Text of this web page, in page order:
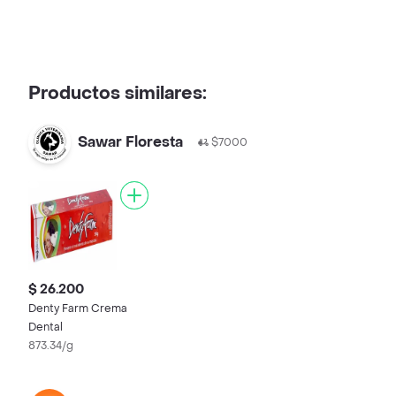
Productos similares:
Sawar Floresta $7000
$ 26.200
Denty Farm Crema
Dental
873.34/g